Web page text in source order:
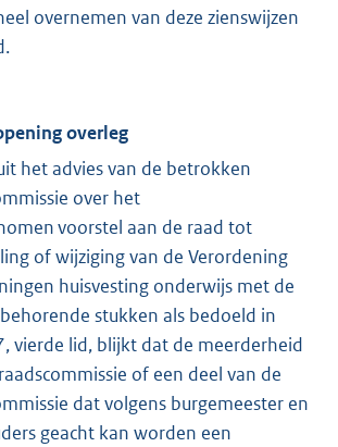
overnemen van deze zienswijzen
overleg
het advies van de betrokken
over het
voorstel aan de raad tot
of wijziging van de Verordening
huisvesting onderwijs met de
stukken als bedoeld in
vierde lid, blijkt dat de meerderheid
of een deel van de
dat volgens burgemeester en
geacht kan worden een